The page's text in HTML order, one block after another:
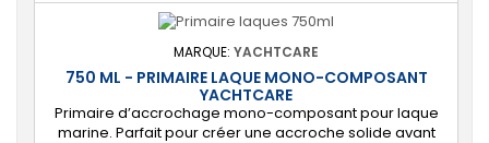
MARQUE: YACHTCARE
750 ML - PRIMAIRE LAQUE MONO-COMPOSANT
YACHTCARE
Primaire d’accrochage mono-composant pour laque
marine. Parfait pour créer une accroche solide avant